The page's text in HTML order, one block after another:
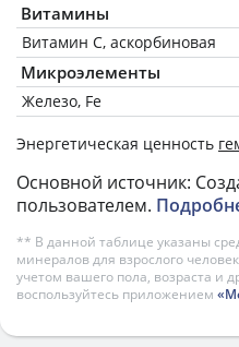
Витамины
Витамин C, аскорбиновая
Микроэлементы
Железо, Fe
Энергетическая ценность
Основной источник:
пользователем.
** В данной таблице указаны
минералов для взрослого
учетом вашего пола, возраста и
воспользуйтесь приложением